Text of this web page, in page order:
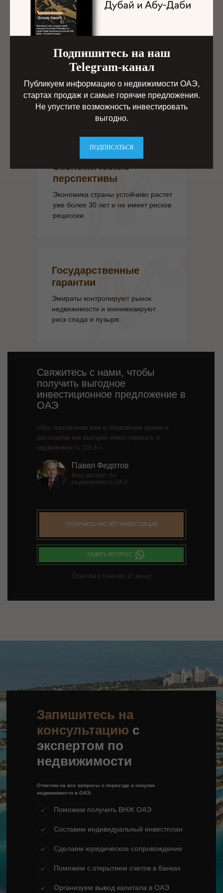
Свяжитесь с нами, чтобы
получить выгодное
инвестиционное предложение в
ОАЭ
«Мы перезвоним вам в ближайшее время и
расскажем как выгодно инвестировать в
недвижимость ОАЭ.»
Ответим в течение 15 минут
многими законными способами.
Ваш эксперт по
недвижимости ОАЭ
Павел Федотов
Каждый инвестор гарантированно
получает от 7% годовых. Это
поддерживается ростом экономики.
Гарантированный доход
Экономика страны устойчиво растет
уже более 30 лет и не имеет рисков
рецессии.
Экономические
перспективы
Эмираты контролируют рынок
недвижимости и минимизируют
риск спада и пузыря.
Государственные
гарантии
ЗАДАТЬ ВОПРОС
ПОЛУЧИТЬ РАСЧЁТ ИНВЕСТИЦИЙ
Запишитесь на
консультацию с
экспертом по
недвижимости
Ответим на все вопросы о переезде и покупке
недвижимости в ОАЭ:
Поможем получить ВНЖ ОАЭ
Составим индивидуальный инвестплан
Сделаем юридическое сопровождение
Поможем с открытием счетов в банках
Организуем вывод капитала в ОАЭ
Подпишитесь на наш
Telegram-канал
Публикуем информацию о недвижимости ОАЭ,
стартах продаж и самые горячие предложения.
Не упустите возможность инвестировать
выгодно.
ПОДПИСАТЬСЯ